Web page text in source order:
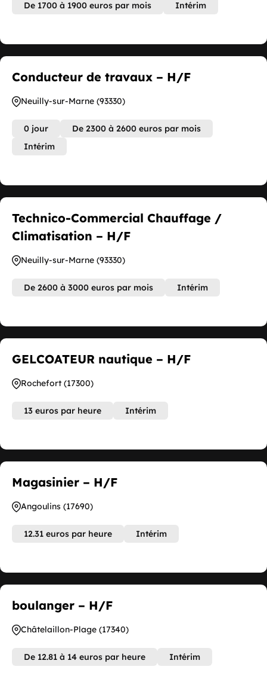
De 1700 à 1900 euros par mois Intérim
Conducteur de travaux – H/F
Neuilly-sur-Marne (93330)
0 jour
De 2300 à 2600 euros par mois
Intérim
Technico-Commercial Chauffage /
Climatisation – H/F
Neuilly-sur-Marne (93330)
De 2600 à 3000 euros par mois Intérim
GELCOATEUR nautique – H/F
Rochefort (17300)
13 euros par heure Intérim
Magasinier – H/F
Angoulins (17690)
12.31 euros par heure Intérim
boulanger – H/F
Châtelaillon-Plage (17340)
De 12.81 à 14 euros par heure Intérim